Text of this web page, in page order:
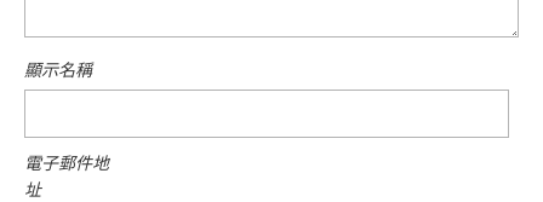
顯示名稱
電子郵件地
址